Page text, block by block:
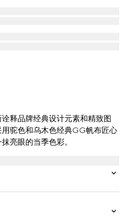
释品牌经典设计元素和精致图
驼色和乌木色经典GG帆布匠心
亮眼的当季色彩。